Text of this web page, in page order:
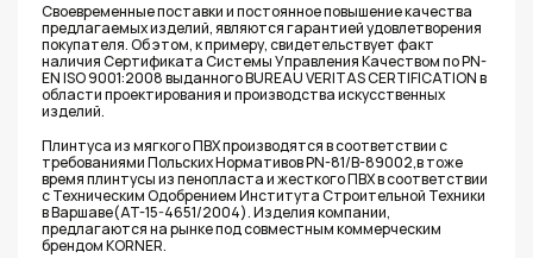
Своевременные поставки и постоянное повышение качества
предлагаемых изделий, являются гарантией удовлетворения
покупателя. Об этом, к примеру, свидетельствует факт
наличия Сертификата Системы Управления Качеством по PN-
EN ISO 9001:2008 выданного BUREAU VERITAS CERTIFICATION в
области прoектирования и производства искусственных
изделий.
Плинтуса из мягкого ПВХ производятся в соответствии с
требованиями Польских Нормативов PN-81/B-89002,в тоже
время плинтусы из пенопласта и жесткого ПВХ в соответствии
с Техническим Одобрением Института Строительной Техники
в Варшаве(AT-15-4651/2004). Изделия компании,
предлагаются на рынке под совместным коммерческим
брендом KORNER.